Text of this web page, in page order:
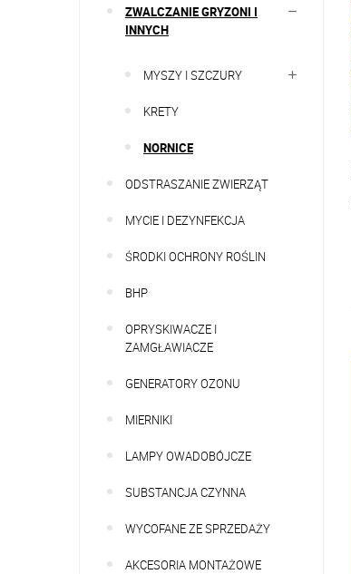
ZWALCZANIE GRYZONI I
INNYCH
MYSZY I SZCZURY
KRETY
NORNICE
ODSTRASZANIE ZWIERZĄT
MYCIE I DEZYNFEKCJA
ŚRODKI OCHRONY ROŚLIN
BHP
OPRYSKIWACZE I
ZAMGŁAWIACZE
GENERATORY OZONU
MIERNIKI
LAMPY OWADOBÓJCZE
SUBSTANCJA CZYNNA
WYCOFANE ZE SPRZEDAŻY
AKCESORIA MONTAŻOWE